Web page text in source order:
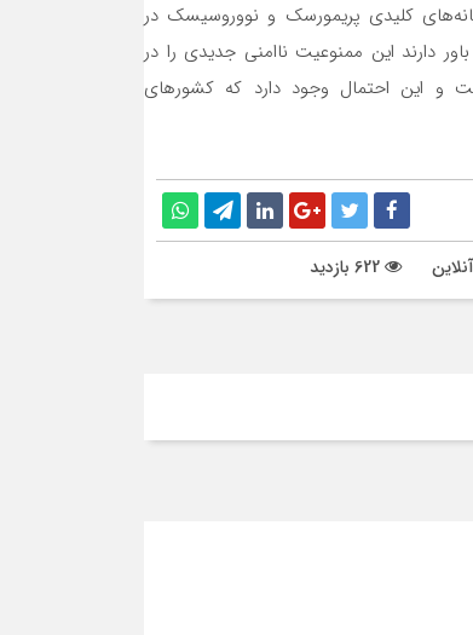
کلیدی پریمورسک و نووروسیسک در
دارند این ممنوعیت ناامنی جدیدی را در
و این احتمال وجود دارد که کشورهای